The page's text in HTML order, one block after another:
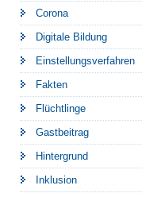
Corona
Digitale Bildung
Einstellungsverfahren
Fakten
Flüchtlinge
Gastbeitrag
Hintergrund
Inklusion